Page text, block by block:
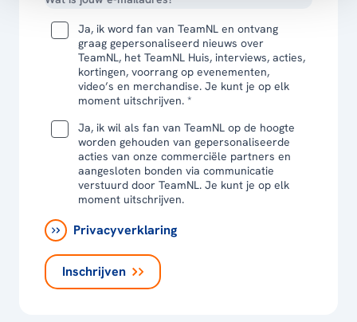
Ja, ik word fan van TeamNL en ontvang
graag gepersonaliseerd nieuws over
TeamNL, het TeamNL Huis, interviews, acties,
kortingen, voorrang op evenementen,
video’s en merchandise. Je kunt je op elk
moment uitschrijven. *
Ja, ik wil als fan van TeamNL op de hoogte
worden gehouden van gepersonaliseerde
acties van onze commerciële partners en
aangesloten bonden via communicatie
verstuurd door TeamNL. Je kunt je op elk
moment uitschrijven.
Privacyverklaring
Inschrijven